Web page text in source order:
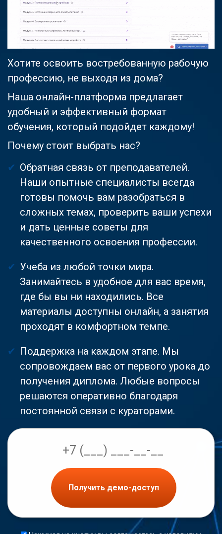
Хотите освоить востребованную рабочую
профессию, не выходя из дома?
Наша онлайн-платформа предлагает
удобный и эффективный формат
обучения, который подойдет каждому!
Почему стоит выбрать нас?
Обратная связь от преподавателей.
Наши опытные специалисты всегда
готовы помочь вам разобраться в
сложных темах, проверить ваши успехи
и дать ценные советы для
качественного освоения профессии.
Учеба из любой точки мира.
Занимайтесь в удобное для вас время,
где бы вы ни находились. Все
материалы доступны онлайн, а занятия
проходят в комфортном темпе.
Поддержка на каждом этапе. Мы
сопровождаем вас от первого урока до
получения диплома. Любые вопросы
решаются оперативно благодаря
постоянной связи с кураторами.
Получить демо-доступ